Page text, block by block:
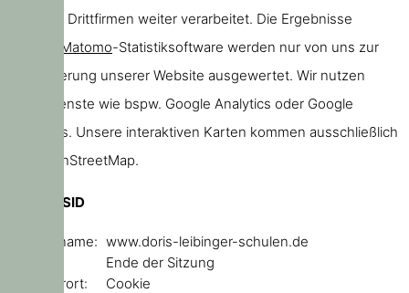
oder von Drittfirmen weiter verarbeitet. Die Ergebnisse
Matomo-Statistiksoftware werden nur von uns zur
Verbesserung unserer Website ausgewertet. Wir nutzen
keine Dienste wie bspw. Google Analytics oder Google
Webfonts. Unsere interaktiven Karten kommen ausschließlich
von OpenStreetMap.
PHPSESSID
Domainname: www.doris-leibinger-schulen.de
Ende der Sitzung
Speicherort:
Cookie